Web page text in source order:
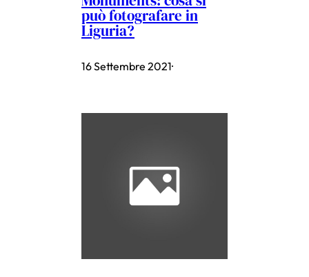
può fotografare in
Liguria?
16 Settembre 2021·